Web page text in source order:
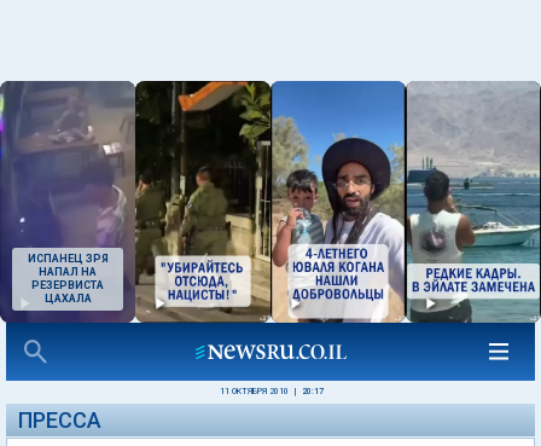
ИСПАНЕЦ ЗРЯ
НАПАЛ НА
РЕЗЕРВИСТА
ЦАХАЛА
11 ОКТЯБРЯ 2010 20:17
ПРЕССА